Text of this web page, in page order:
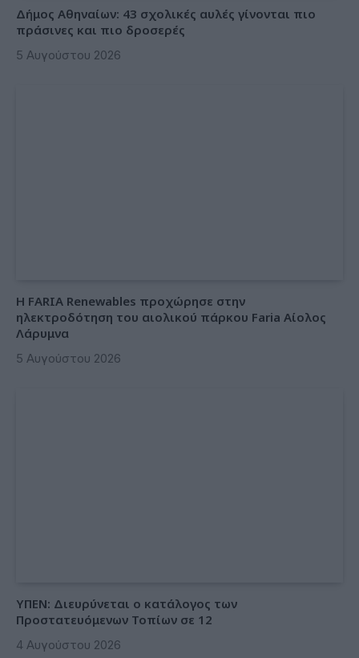
Δήμος Αθηναίων: 43 σχολικές αυλές γίνονται πιο
πράσινες και πιο δροσερές
5 Αυγούστου 2026
Η FARIA Renewables προχώρησε στην
ηλεκτροδότηση του αιολικού πάρκου Faria Αίολος
Λάρυμνα
5 Αυγούστου 2026
ΥΠΕΝ: Διευρύνεται ο κατάλογος των
Προστατευόμενων Τοπίων σε 12
4 Αυγούστου 2026